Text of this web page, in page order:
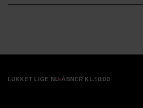
LUKKET LIGE NU ÅBNER KL.10:00